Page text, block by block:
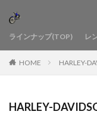
ラインナップ(TOP) レ
HOME HARLEY-
HARLEY-